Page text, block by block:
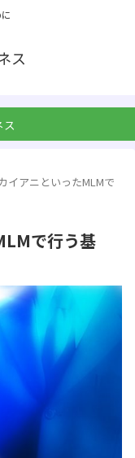
ス
イアニといったMLMで
で行う基